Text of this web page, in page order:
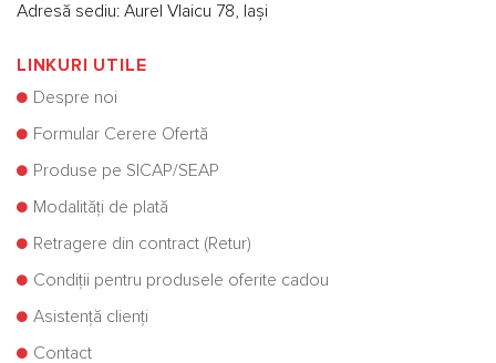
Adresă sediu: Aurel Vlaicu 78, Iași
LINKURI UTILE
Despre noi
Formular Cerere Ofertă
Produse pe SICAP/SEAP
Modalități de plată
Retragere din contract (Retur)
Condiții pentru produsele oferite cadou
Asistență clienți
Contact